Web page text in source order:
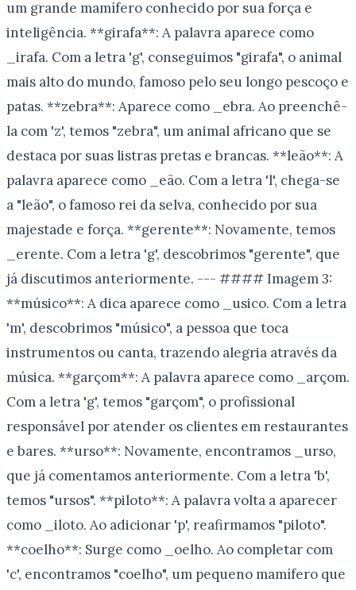
um grande mamífero conhecido por sua força e
inteligência. **girafa**: A palavra aparece como
_irafa. Com a letra 'g', conseguimos "girafa", o animal
mais alto do mundo, famoso pelo seu longo pescoço e
patas. **zebra**: Aparece como _ebra. Ao preenchê-
la com 'z', temos "zebra", um animal africano que se
destaca por suas listras pretas e brancas. **leão**: A
palavra aparece como _eão. Com a letra 'l', chega-se
a "leão", o famoso rei da selva, conhecido por sua
majestade e força. **gerente**: Novamente, temos
_erente. Com a letra 'g', descobrimos "gerente", que
já discutimos anteriormente. --- #### Imagem 3:
**músico**: A dica aparece como _usico. Com a letra
'm', descobrimos "músico", a pessoa que toca
instrumentos ou canta, trazendo alegria através da
música. **garçom**: A palavra aparece como _arçom.
Com a letra 'g', temos "garçom", o profissional
responsável por atender os clientes em restaurantes
e bares. **urso**: Novamente, encontramos _urso,
que já comentamos anteriormente. Com a letra 'b',
temos "ursos". **piloto**: A palavra volta a aparecer
como _iloto. Ao adicionar 'p', reafirmamos "piloto".
**coelho**: Surge como _oelho. Ao completar com
'c', encontramos "coelho", um pequeno mamífero que